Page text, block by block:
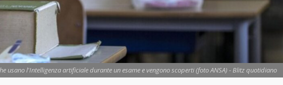
usano l'Intelligenza artificiale durante un esame e vengono scoperti (foto ANSA) - Blitz quotidiano